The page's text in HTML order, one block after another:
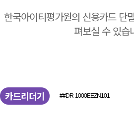
한국아이티평가원의 신용카드 단
펴보실 수 있습
카드리더기 ##DR-1000EEZN101